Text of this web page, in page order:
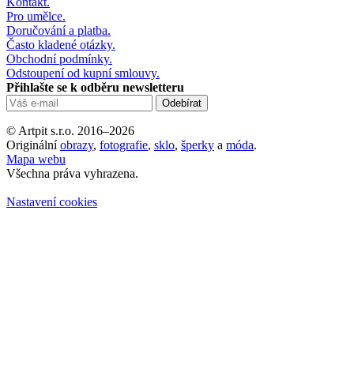
Pro umělce.
Doručování a platba.
Často kladené otázky.
Obchodní podmínky.
Odstoupení od kupní smlouvy.
Přihlašte se k odběru newsletteru
© Artpit s.r.o. 2016–2026
Originálníobrazy, fotografie, sklo, šperky a móda.
Mapa webu
Všechna práva vyhrazena.
Nastavení cookies